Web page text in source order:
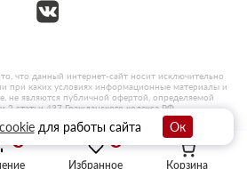
Избранное Корзина
cookieдля работы сайта Ок